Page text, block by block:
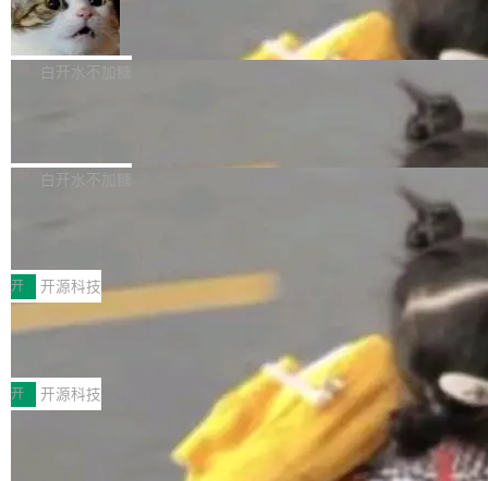
ceXAI的资金消耗速度尤为引人瞩目。然而，支
撑庞大支出的资金来源却呈现出截然不同的面
貌。数据显示，微软和 Meta 主要依托充沛的经
你可以用 curl -fsSL https://dev.meta.ai/install.
sh | bash 安装一个能在大项目里自动规划、写
代码、验证结果的 AI 终端工具。 据介绍，Muse
个主 agent 循环，外加一组后台 agent。这些后
美团开源 LoHoSearch，用知识图谱校
准 AI 能力认知
机器出题的前提，是让机器拥有全局视野。整个
构建流程可以分为四个环节：建图 → 控制难度
白开水不加糖
库，并将作为transport接入Mooncake TENT。
MPComm将作为一种传输引擎接入Mooncake T
ENT，实现零拷贝传输性能提升30%、非零拷贝
传输性能最高提升5倍。UCL-MPComm底层基
于自研UCL-Engine通信引擎，后续腾讯网平将
持续开源更多基于UCL-Engine的高性能通信组
件。 腾讯网平团队在UCL-MPComm中实现了一
个独立于业务线程的全局通信引擎（Engine），
白开水不加糖
型案例入选名单》，深信服“面向企业研发场景的
开源 AI 编程平台 CoStrict 应用”凭借卓越的技术
创新与落地成效成功入选。 全链路私有化部署，
助力企业AI研发安全落地 当前，越来越多企业已
经开始引入 AI Coding 工具，通过调用公有云模
型或企业内部部署模型提升研发效率。但随着 AI
Coding 从个人辅助工具逐步走向团队级、组织
级应用，企业在规模化落地过程中，对安全性、
开 开源科技
深信服AI算力网关入选工信部人工智能
前不久，工业和信息化部正式发布《2025年人工
智能应用典型案例名单》，集中展示人工智能在
各领域的应用成果，覆盖技术底座、行业赋能、
产品应用、支撑保障、专题等五大方向。深信服
AI算力网关（AI创新平台）成功入选！ 随着各行
开 开源科技
Jeff Dean 离开 Google：一个时代的结
束，一个实验室的开始
Google 员工编号 20。MapReduce 作者之一。